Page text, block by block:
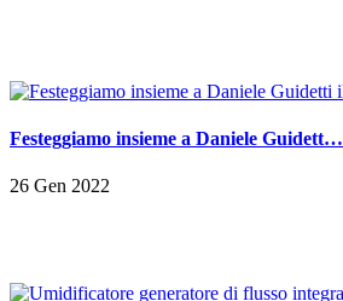
Festeggiamo insieme a Daniele Guidett…
26 Gen 2022